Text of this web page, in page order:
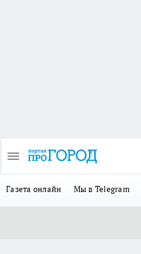
Газета онлайн Мы в Telegram